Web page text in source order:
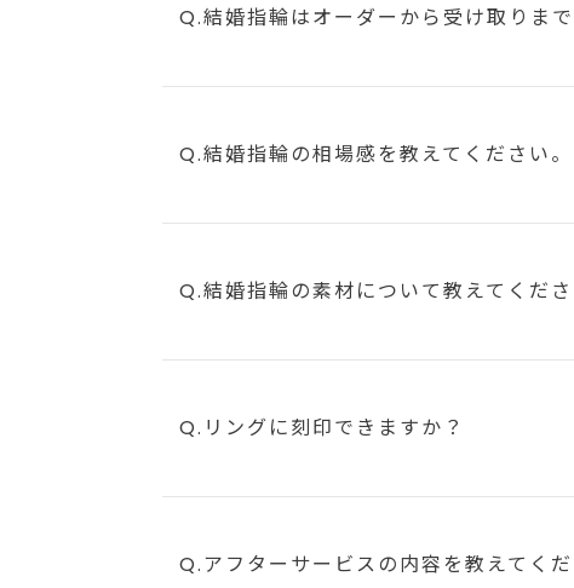
Q.結婚指輪はオーダーから受け取りまで
Q.結婚指輪の相場感を教えてください。
Q.結婚指輪の素材について教えてくださ
Q.リングに刻印できますか？
Q.アフターサービスの内容を教えてくだ